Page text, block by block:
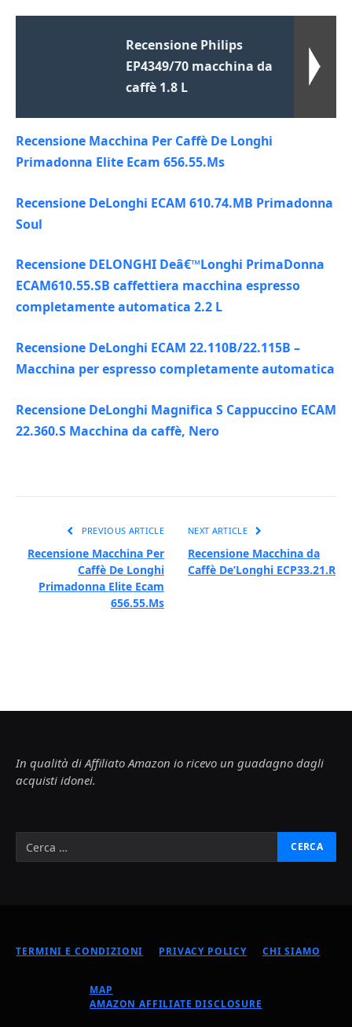
Recensione Philips
EP4349/70 macchina da
caffè 1.8 L
Recensione Macchina Per Caffè De Longhi
Primadonna Elite Ecam 656.55.Ms
Recensione DeLonghi ECAM 610.74.MB Primadonna
Soul
Recensione DELONGHI Deâ€™Longhi PrimaDonna
ECAM610.55.SB caffettiera macchina espresso
completamente automatica 2.2 L
Recensione DeLonghi ECAM 22.110B/22.115B –
Macchina per espresso completamente automatica
Recensione DeLonghi Magnifica S Cappuccino ECAM
22.360.S Macchina da caffè, Nero
PREVIOUS ARTICLE
Recensione Macchina Per
Caffè De Longhi
Primadonna Elite Ecam
656.55.Ms
NEXT ARTICLE
Recensione Macchina da
Caffè De’Longhi ECP33.21.R
In qualità di Affiliato Amazon io ricevo un guadagno dagli
acquisti idonei.
TERMINI E CONDIZIONI PRIVACY POLICY CHI SIAMO
MAP
AMAZON AFFILIATE DISCLOSURE